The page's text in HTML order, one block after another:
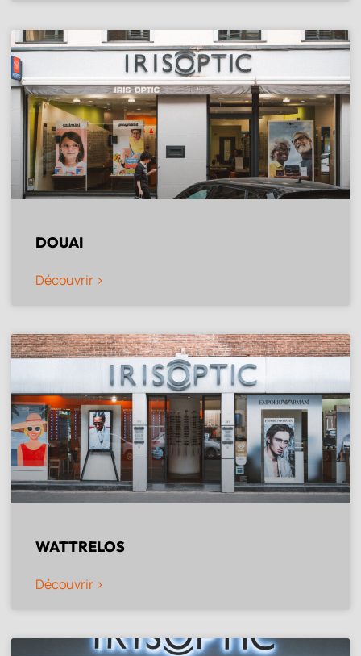
DOUAI
Découvrir >
WATTRELOS
Découvrir >